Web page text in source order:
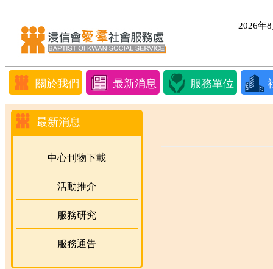
2026年
關於我們 最新消息 服務單位
最新消息
中心刊物下載
活動推介
服務研究
服務通告